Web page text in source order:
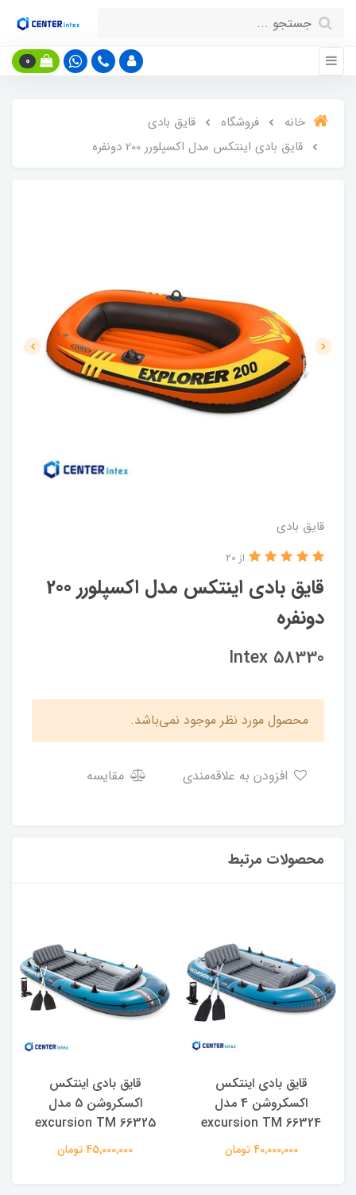
0
خانه فروشگاه
قایق بادی
قایق بادی اینتکس مدل اکسپلورر 200 دونفره
قایق بادی
قایق بادی اینتکس مدل اکسپلورر 200
دونفره
از 20
Intex 58330
محصول مورد نظر موجود نمی‌باشد.
مقایسه
محصولات مرتبط
قایق بادی اینتکس
اکسکروشن 4 مدل
excursion TM 66324
40,000,000 تومان
قایق بادی اینتکس
اکسکروشن 5 مدل
excursion TM 66325
45,000,000 تومان